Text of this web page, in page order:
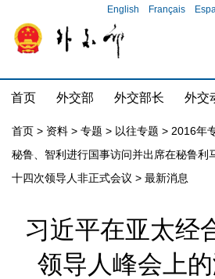
English Français
首页 外交部 外交部长 外交
首页 > 资料 > 专题 > 以往专题 > 2016年
秘鲁、智利进行国事访问并出席在秘鲁利
十四次领导人非正式会议 > 最新消息
习近平在亚太经
领导人峰会上